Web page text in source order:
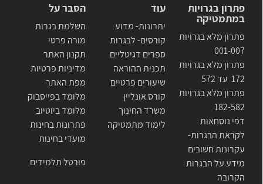
פתרון בגרויות
במתמטיקה
פתרון מלא בגרויות
001-007
פתרון מלא בגרויות
172 עד 572
פתרון מלא בגרויות
182-582
דפי נוסחאות
לקראת הבגרות-
עקרונות חשובים
מידע על הבגרות
הקרובה
עוד
יתרונות- מדוע
קורסים- לבגרות
ספרים דגיטליים
תכנית ההוראה
שיעורים פרטיים
קורס אונליין
משרד החינוך
לימוד מתמטיקה
הסבר על
השלמת בגרות
מורה פרטי
תקנון האתר
מדיניות פרטיות
מפת האתר
מלומד בפייסבוק
מלומד ביוטיוב
פתרונות בחינות
מועדי בחינות
פורטל תלמידים